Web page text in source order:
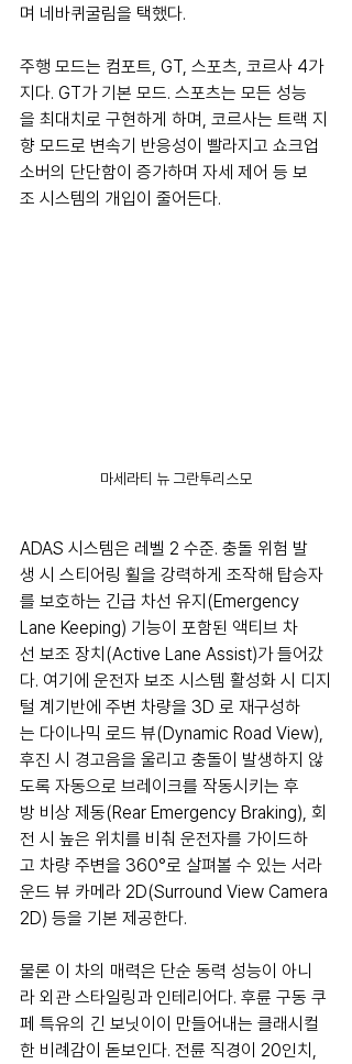
며 네바퀴굴림을 택했다.
주행 모드는 컴포트, GT, 스포츠, 코르사 4가
지다. GT가 기본 모드. 스포츠는 모든 성능
을 최대치로 구현하게 하며, 코르사는 트랙 지
향 모드로 변속기 반응성이 빨라지고 쇼크업
소버의 단단함이 증가하며 자세 제어 등 보
조 시스템의 개입이 줄어든다.
마세라티 뉴 그란투리스모
ADAS 시스템은 레벨 2 수준. 충돌 위험 발
생 시 스티어링 휠을 강력하게 조작해 탑승자
를 보호하는 긴급 차선 유지(Emergency
Lane Keeping) 기능이 포함된 액티브 차
선 보조 장치(Active Lane Assist)가 들어갔
다. 여기에 운전자 보조 시스템 활성화 시 디지
털 계기반에 주변 차량을 3D 로 재구성하
는 다이나믹 로드 뷰(Dynamic Road View),
후진 시 경고음을 울리고 충돌이 발생하지 않
도록 자동으로 브레이크를 작동시키는 후
방 비상 제동(Rear Emergency Braking), 회
전 시 높은 위치를 비춰 운전자를 가이드하
고 차량 주변을 360°로 살펴볼 수 있는 서라
운드 뷰 카메라 2D(Surround View Camera
2D) 등을 기본 제공한다.
물론 이 차의 매력은 단순 동력 성능이 아니
라 외관 스타일링과 인테리어다. 후륜 구동 쿠
페 특유의 긴 보닛이이 만들어내는 클래시컬
한 비례감이 돋보인다. 전륜 직경이 20인치,